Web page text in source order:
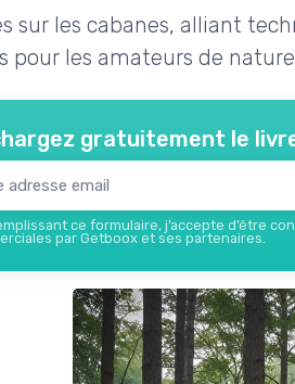
sur les cabanes, alliant
les amateurs de
gratuitement le
ce formulaire, j’accepte d’être
par Getboox et ses partenaires.